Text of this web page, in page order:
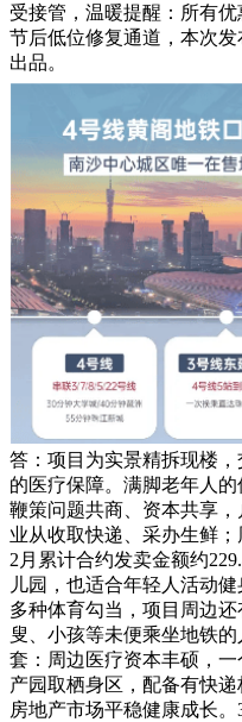
受接管，温暖提醒：所有
节后低位修复通道，本次
出品。
答：项目为实景精拆现楼
的医疗保障。满脚老年人
鞭策问题共商、资本共享
业从收取快递、采办生鲜
2月累计合约发卖金额约
儿园，也适合年轻人活动
多种体育勾当，项目周边
叟、小孩等未便乘坐地铁
套：周边医疗资本丰硕，
产园取栖身区，配备有快
房地产市场平稳健康成长